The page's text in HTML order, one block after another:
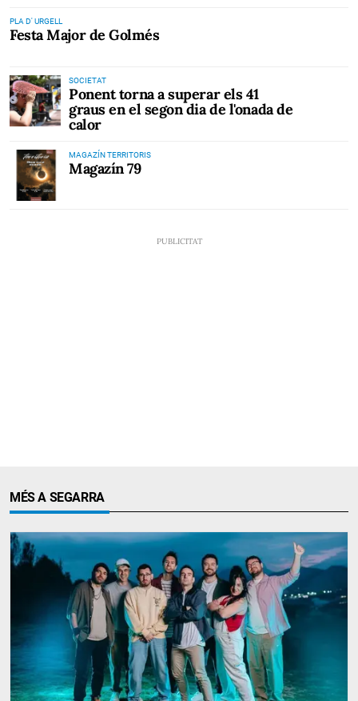
PLA D' URGELL
Festa Major de Golmés
SOCIETAT
Ponent torna a superar els 41
graus en el segon dia de l'onada de
calor
MAGAZÍN TERRITORIS
Magazín 79
MÉS A SEGARRA